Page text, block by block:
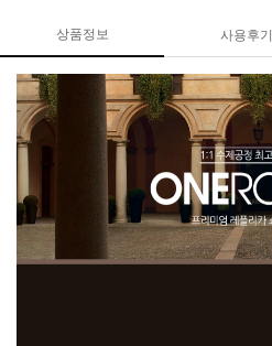
상품정보 사용후기